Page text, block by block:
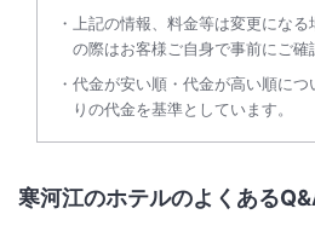
上記の情報、料金等は変更にな
の際はお客様ご自身で事前にご確
代金が安い順・代金が高い順につ
りの代金を基準としています。
寒河江のホテルのよくある